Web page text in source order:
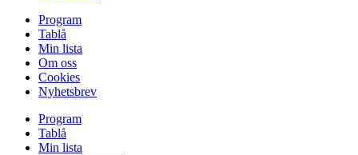
Program
Tablå
Min lista
Om oss
Cookies
Nyhetsbrev
Program
Tablå
Min lista